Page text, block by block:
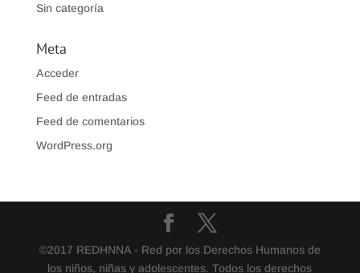
Sin categoría
Meta
Acceder
Feed de entradas
Feed de comentarios
WordPress.org
©2017 REDHNNA - Red por los Derechos Humanos de
los niños, niñas y adolescentes. Todos los derechos